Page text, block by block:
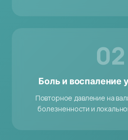
02
Боль и воспаление
Повторное давление на
болезненности и